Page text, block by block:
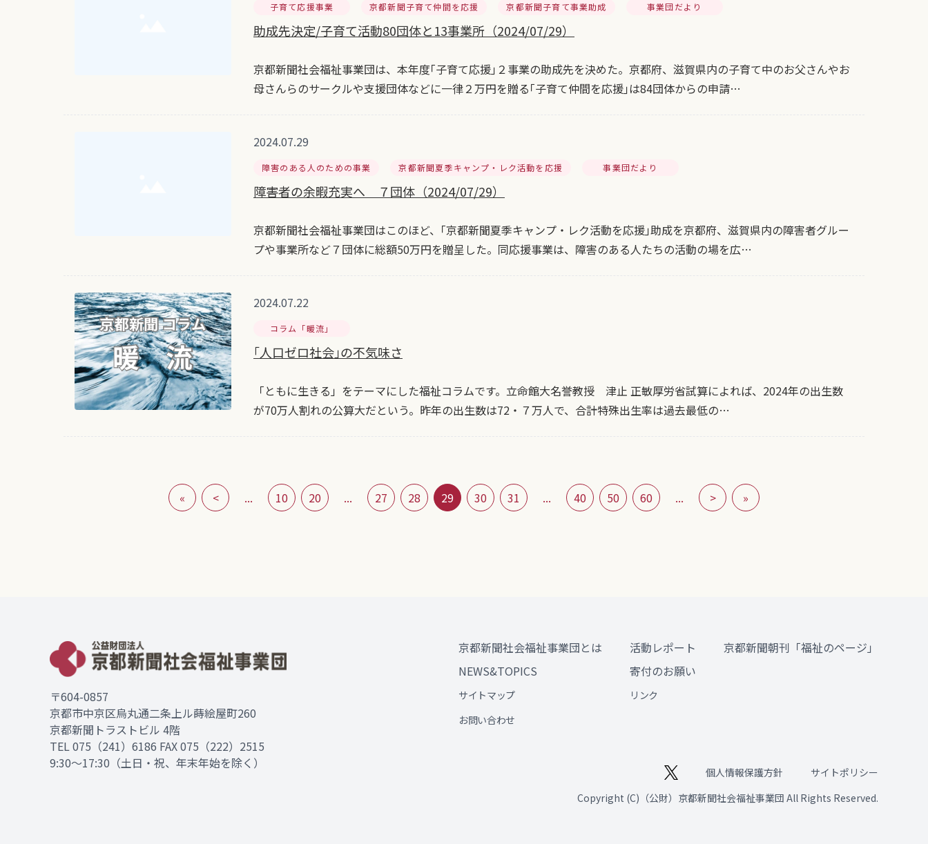
子育て応援事業 京都新聞子育て仲間を応援 京都新聞子育て事業助成 事業団だより
助成先決定/子育て活動80団体と13事業所（2024/07/29）
京都新聞社会福祉事業団は、本年度｢子育て応援｣２事業の助成先を決めた。京都府、滋賀県内の子育て中のお父さんやお
母さんらのサークルや支援団体などに一律２万円を贈る｢子育て仲間を応援｣は84団体からの申請…
2024.07.29
障害のある人のための事業 京都新聞夏季キャンプ・レク活動を応援 事業団だより
障害者の余暇充実へ ７団体（2024/07/29）
京都新聞社会福祉事業団はこのほど、｢京都新聞夏季キャンプ・レク活動を応援｣助成を京都府、滋賀県内の障害者グルー
プや事業所など７団体に総額50万円を贈呈した。同応援事業は、障害のある人たちの活動の場を広…
2024.07.22
コラム「暖流」
｢人口ゼロ社会｣の不気味さ
「ともに生きる」をテーマにした福祉コラムです。立命館大名誉教授 津止 正敏厚労省試算によれば、2024年の出生数
が70万人割れの公算大だという。昨年の出生数は72・７万人で、合計特殊出生率は過去最低の…
« < ... 10 20 ... 27 28 29 30 31 ... 40 50 60 ... > »
〒604-0857
京都市中京区烏丸通二条上ル蒔絵屋町260
京都新聞トラストビル 4階
TEL075（241）6186 FAX 075（222）2515
9:30～17:30（土日・祝、年末年始を除く）
京都新聞社会福祉事業団とは 活動レポート
京都新聞朝刊「福祉のページ」
NEWS&TOPICS
寄付のお願い
サイトマップ
リンク
お問い合わせ
個人情報保護方針
サイトポリシー
Copyright (C)（公財）京都新聞社会福祉事業団 All Rights Reserved.